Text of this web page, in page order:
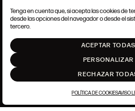
POLÍTICA DE
AJUSTE DE
Tenga en cuenta que, si acepta las cookies de
desde las opciones del navegador o desde el
tercero.
ACEPTAR TODAS
PERSONALIZAR
RECHAZAR
POLÍTICA DE COOKIESAVISO